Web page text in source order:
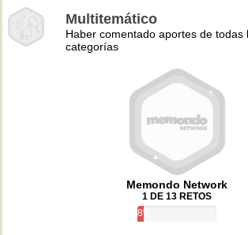
Multitemático
Haber comentado aportes de todas
categorías
Memondo Network
1 DE 13 RETOS
8%